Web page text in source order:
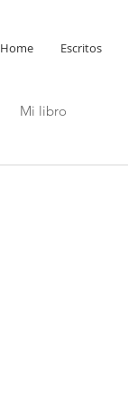
Home Escritos
Mi libro